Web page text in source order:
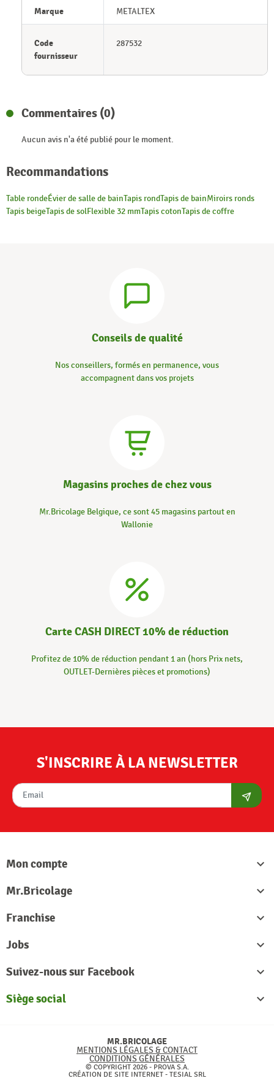
Marque METALTEX
Code
fournisseur
287532
Commentaires (0)
Aucun avis n'a été publié pour le moment.
Recommandations
Table rondeÉvier de salle de bainTapis rondTapis de bainMiroirs ronds
Tapis beigeTapis de solFlexible 32 mmTapis cotonTapis de coffre
Conseils de qualité
Nos conseillers, formés en permanence, vous
accompagnent dans vos projets
Magasins proches de chez vous
Mr.Bricolage Belgique, ce sont 45 magasins partout en
Wallonie
Carte CASH DIRECT 10% de réduction
Profitez de 10% de réduction pendant 1 an (hors Prix nets,
OUTLET-Dernières pièces et promotions)
S'INSCRIRE À LA NEWSLETTER
Mon compte

Mr.Bricolage

Franchise

Jobs

Suivez-nous sur Facebook

Siège social

MR.BRICOLAGE
MENTIONS LÉGALES & CONTACT
CONDITIONS GÉNÉRALES
© COPYRIGHT 2026 - PROVA S.A.
CRÉATION DE SITE INTERNET - TESIAL SRL